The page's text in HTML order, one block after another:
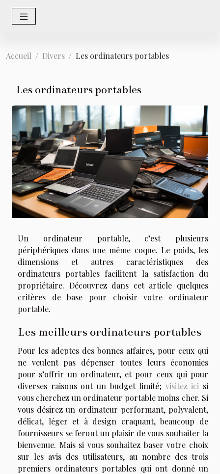
Accueil Divers Les ordinateurs portables
Les ordinateurs portables
Un ordinateur portable, c’est plusieurs
périphériques dans une même coque. Le poids, les
dimensions et autres caractéristiques des
ordinateurs portables facilitent la satisfaction du
propriétaire. Découvrez dans cet article quelques
critères de base pour choisir votre ordinateur
portable.
Les meilleurs ordinateurs portables
Pour les adeptes des bonnes affaires, pour ceux qui
ne veulent pas dépenser toutes leurs économies
pour s’offrir un ordinateur, et pour ceux qui pour
diverses raisons ont un budget limité ; visitez ici si
vous cherchez un ordinateur portable moins cher. Si
vous désirez un ordinateur performant, polyvalent,
délicat, léger et à design craquant, beaucoup de
fournisseurs se feront un plaisir de vous souhaiter la
bienvenue. Mais si vous souhaitez baser votre choix
sur les avis des utilisateurs, au nombre des trois
premiers ordinateurs portables qui ont donné un